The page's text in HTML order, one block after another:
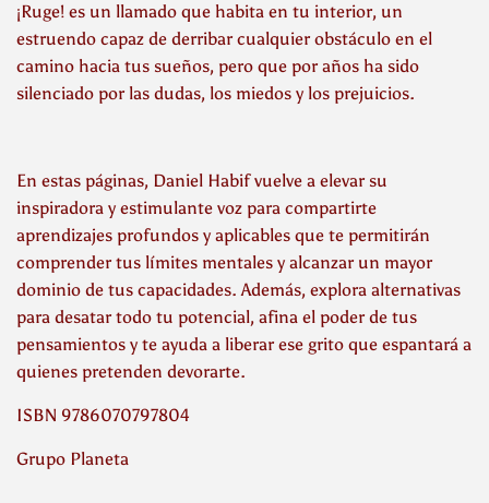
¡Ruge! es un llamado que habita en tu interior, un
estruendo capaz de derribar cualquier obstáculo en el
camino hacia tus sueños, pero que por años ha sido
silenciado por las dudas, los miedos y los prejuicios.
En estas páginas, Daniel Habif vuelve a elevar su
inspiradora y estimulante voz para compartirte
aprendizajes profundos y aplicables que te permitirán
comprender tus límites mentales y alcanzar un mayor
dominio de tus capacidades. Además, explora alternativas
para desatar todo tu potencial, afina el poder de tus
pensamientos y te ayuda a liberar ese grito que espantará a
quienes pretenden devorarte.
ISBN 9786070797804
Grupo Planeta